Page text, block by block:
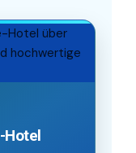
Hotel